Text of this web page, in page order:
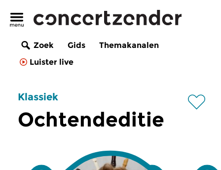
Zoek Gids
Themakanalen
Luister live
Klassiek
Ochtendeditie